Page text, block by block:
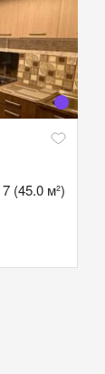
(45.0 м²)